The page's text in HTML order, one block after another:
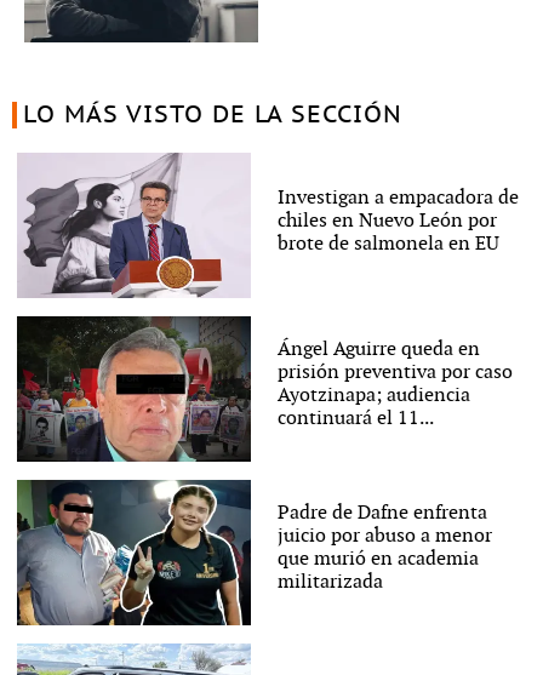
LO MÁS VISTO DE LA SECCIÓN
Investigan a empacadora de
chiles en Nuevo León por
brote de salmonela en EU
Ángel Aguirre queda en
prisión preventiva por caso
Ayotzinapa; audiencia
continuará el 11...
Padre de Dafne enfrenta
juicio por abuso a menor
que murió en academia
militarizada